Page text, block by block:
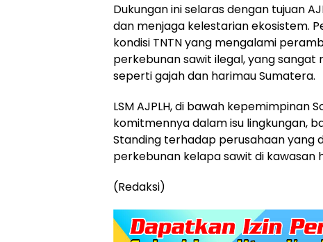
Dukungan ini selaras dengan tujuan
dan menjaga kelestarian ekosistem.
kondisi TNTN yang mengalami
perkebunan sawit ilegal, yang
seperti gajah dan harimau Sumatera.
LSM AJPLH, di bawah kepemimpinan
komitmennya dalam isu lingkungan,
Standing terhadap perusahaan yang
perkebunan kelapa sawit di kawasan
(Redaksi)